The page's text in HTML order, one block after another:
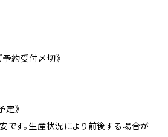
約受付〆切》
定》
です。生産状況により前後する場合が